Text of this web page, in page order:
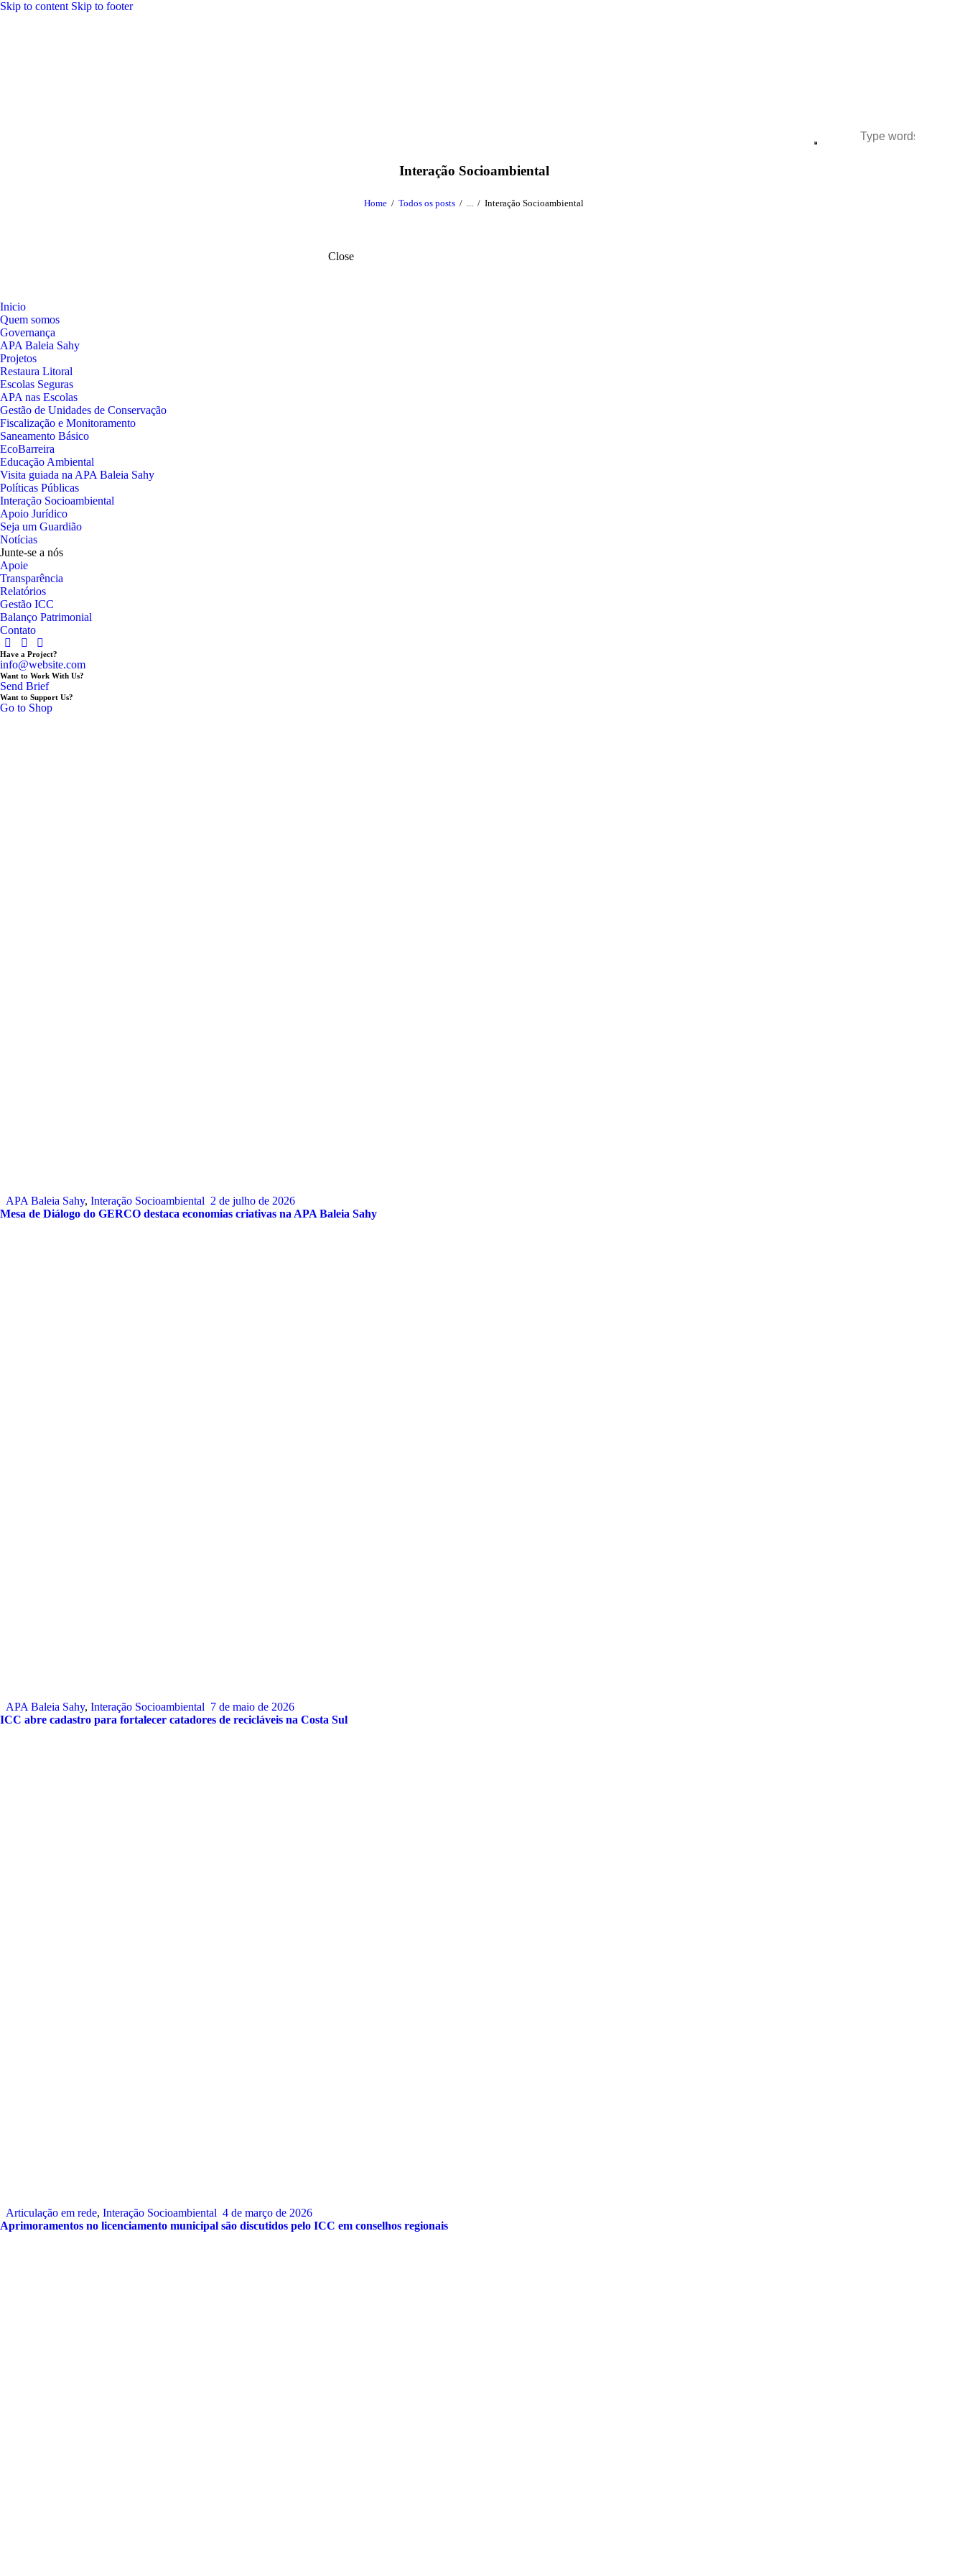
Skip to content Skip to footer
Interação Socioambiental
Home Todos os posts ... Interação Socioambiental
Close
Inicio
Quem somos
Governança
APA Baleia Sahy
Projetos
Restaura Litoral
Escolas Seguras
APA nas Escolas
Gestão de Unidades de Conservação
Fiscalização e Monitoramento
Saneamento Básico
EcoBarreira
Educação Ambiental
Visita guiada na APA Baleia Sahy
Políticas Públicas
Interação Socioambiental
Apoio Jurídico
Seja um Guardião
Notícias
Junte-se a nós
Apoie
Transparência
Relatórios
Gestão ICC
Balanço Patrimonial
Contato
Have a Project?
info@website.com
Want to Work With Us?
Send Brief
Want to Support Us?
Go to Shop
APA Baleia Sahy, Interação Socioambiental 2 de julho de 2026
Mesa de Diálogo do GERCO destaca economias criativas na APA Baleia Sahy
APA Baleia Sahy, Interação Socioambiental 7 de maio de 2026
ICC abre cadastro para fortalecer catadores de recicláveis na Costa Sul
Articulação em rede, Interação Socioambiental 4 de março de 2026
Aprimoramentos no licenciamento municipal são discutidos pelo ICC em conselhos regionais